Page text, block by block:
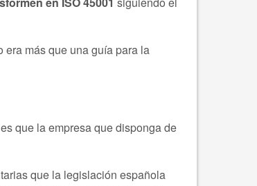
más que una guía para la
que la empresa que disponga de
que la legislación española